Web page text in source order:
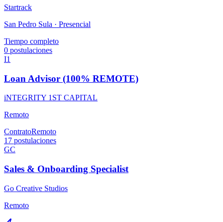
Startrack
San Pedro Sula · Presencial
Tiempo completo
0 postulaciones
I1
Loan Advisor (100% REMOTE)
iNTEGRITY 1ST CAPITAL
Remoto
ContratoRemoto
17 postulaciones
GC
Sales & Onboarding Specialist
Go Creative Studios
Remoto